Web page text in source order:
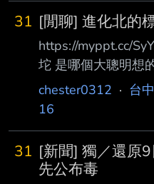
的「SBFPAY」洗
頭帳戶，6年來經手
9000多萬元，沈等
織、賭博及鉅額洗
檢說，全案經檢察
共謀、發起跨國賭
至20
31 [閒聊] 進化北的
https://myppt.cc/
坨 是哪個大聰明想
左邊切不進 直行跨
保證不給你一個大
是環中路口那邊吧
車過去右轉道，車
chester0312 · 台
16
31 [新聞] 獨／還原
先公布毒